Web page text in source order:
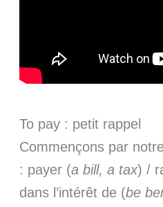
To pay : petit rappel
Commençons par
: payer (a bill, a tax) /
dans l’intérêt de (be